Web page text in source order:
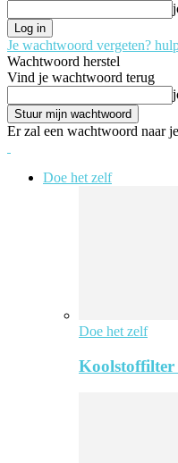
Je wachtwoord vergeten?
Wachtwoord herstel
Vind je wachtwoord terug
Er zal een wachtwoord naar
Doe het zelf
Doe het zelf
Koolstoffilter